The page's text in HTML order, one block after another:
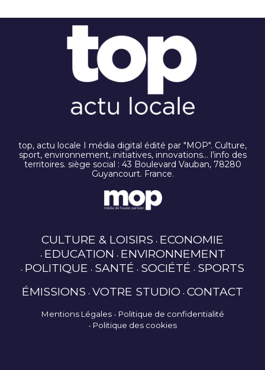
top, actu locale I média digital édité par "MOP". Culture,
sport, environnement, initiatives, innovations… l’info des
territoires. siège social : 43 Boulevard Vauban, 78280
Guyancourt. France.
CULTURE & LOISIRS ECONOMIE
EDUCATION ENVIRONNEMENT
POLITIQUE SANTÉ SOCIÉTÉ SPORTS
ÉMISSIONS VOTRE STUDIO CONTACT
Mentions Légales
Politique de confidentialité
Politique des cookies